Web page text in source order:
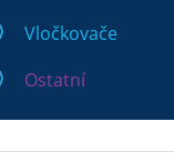
Vločkovače
Ostatní